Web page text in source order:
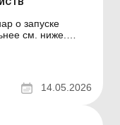
о запуске
см. ниже.
работников:
по НДФЛ и ЕСВ?
по налогу
14.05.2026